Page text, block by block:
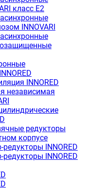
класс E2
INNOVARI
INNORED
независимая
редукторы
корпусе
INNORED
INNORED